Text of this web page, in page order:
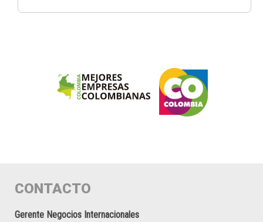
CONTACTO
Gerente Negocios Internacionales